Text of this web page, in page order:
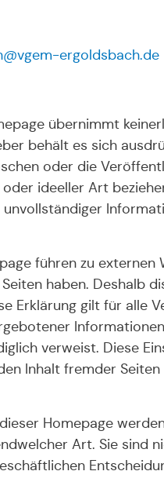
ergoldsbach.de
übernimmt
behält es sich
oder die
ideeller Art
führen zu
haben. Deshalb
Erklärung gilt für alle
verweist. Diese
Inhalt fremder
Homepage
Art. Sie sind